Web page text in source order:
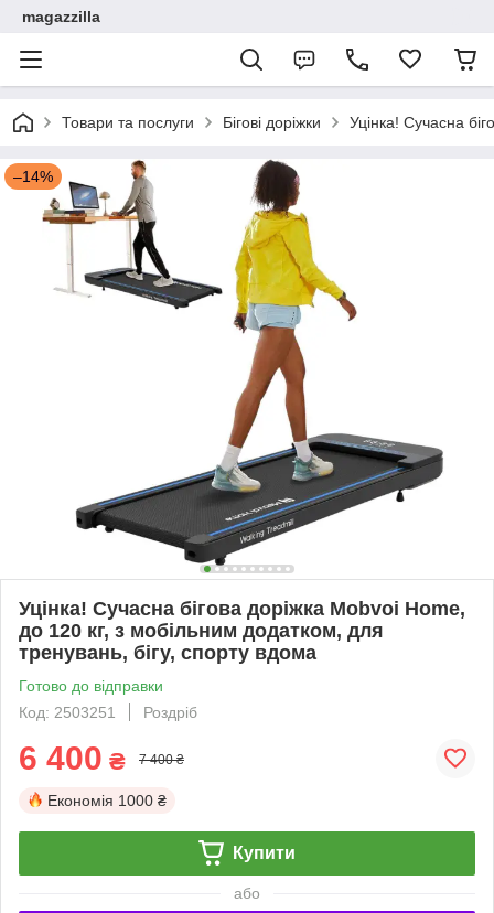
magazzilla
Товари та послуги Бігові доріжки Уцінка! Сучасна
–14%
Уцінка! Сучасна бігова доріжка Mobvoi Home,
до 120 кг, з мобільним додатком, для
тренувань, бігу, спорту вдома
Готово до відправки
Код: 2503251
Роздріб
6 400 ₴ 7 400 ₴
Економія 1000 ₴
Купити
або